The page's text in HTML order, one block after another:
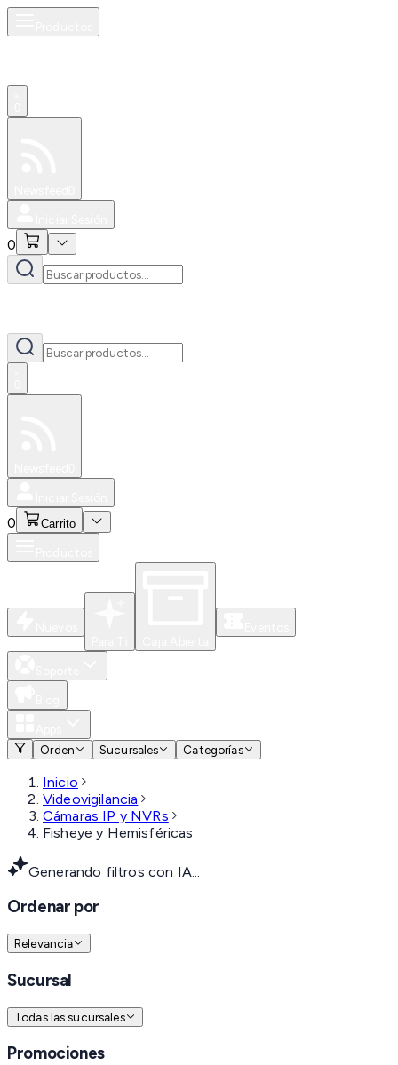
0
0 Carrito
Orden
Sucursales Categorías
Inicio
Videovigilancia
Cámaras IP y NVRs
Fisheye y Hemisféricas
Generando filtros con IA...
Ordenar por
Relevancia
Sucursal
Todas las sucursales
Promociones